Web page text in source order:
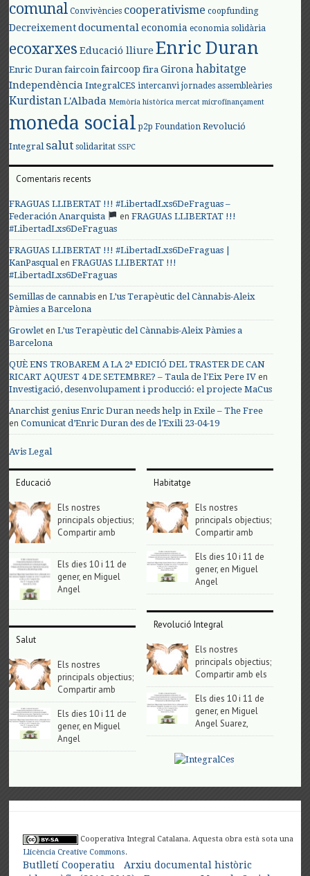
comunal Convivències cooperativisme coopfunding
Decreixement documental economia economia solidària
ecoxarxes Educació lliure Enric Duran
Enric Duran faircoin faircoop fira Girona habitatge
Independència IntegralCES intercanvi jornades assembleàries
KurdistanL'Albada Memòria històrica mercat microfinançament
moneda social p2p Foundation Revolució
Integral salut solidaritat SSPC
Comentaris recents
FRAGUAS LLIBERTAT !!! #LibertadLxs6DeFraguas –
Federación Anarquista
enFRAGUAS LLIBERTAT !!!
#LibertadLxs6DeFraguas
FRAGUAS LLIBERTAT !!! #LibertadLxs6DeFraguas |
KanPasqualenFRAGUAS LLIBERTAT !!!
#LibertadLxs6DeFraguas
Semillas de cannabis enL’us Terapèutic del Cànnabis-Aleix
Pàmies a Barcelona
Growlet enL’us Terapèutic del Cànnabis-Aleix Pàmies a
Barcelona
QUÈ ENS TROBAREM A LA 2ª EDICIÓ DEL TRASTER DE CAN
RICART AQUEST 4 DE SETEMBRE? – Taula de l'Eix Pere IV en
Investigació, desenvolupament i producció: el projecte MaCus
Anarchist genius Enric Duran needs help in Exile – The Free
enComunicat d’Enric Duran des de l’Exili 23-04-19
Avis Legal
Educació
Els nostres
principals objectius;
Compartir amb
Els dies 10 i 11 de
gener, en Miguel
Angel
Salut
Els nostres
principals objectius;
Compartir amb
Els dies 10 i 11 de
gener, en Miguel
Angel
Habitatge
Els nostres
principals objectius;
Compartir amb
Els dies 10 i 11 de
gener, en Miguel
Angel
Revolució Integral
Els nostres
principals objectius;
Compartir amb els
Els dies 10 i 11 de
gener, en Miguel
Angel Suarez,
Cooperativa Integral Catalana. Aquesta obra està sota una
Llicència Creative Commons.
Butlletí Cooperatiu
Arxiu documental històric